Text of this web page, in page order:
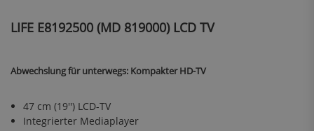
LIFE E8192500 (MD 819000) LCD TV
Abwechslung für unterwegs: Kompakter HD-TV
47 cm (19'') LCD-TV
Integrierter Mediaplayer